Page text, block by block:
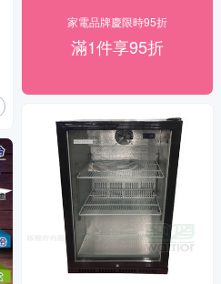
家電品牌慶限時95折
滿1件享95折